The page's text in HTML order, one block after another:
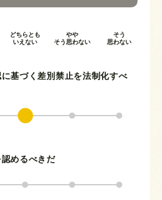
どちらとも
いえない
やや
そう思わない
そう
思わない
基づく差別禁止を法制化すべ
めるべきだ